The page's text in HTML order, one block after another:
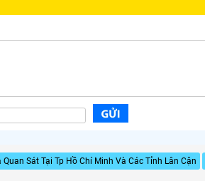
Sát Tại Tp Hồ Chí Minh Và Các Tỉnh Lân Cận